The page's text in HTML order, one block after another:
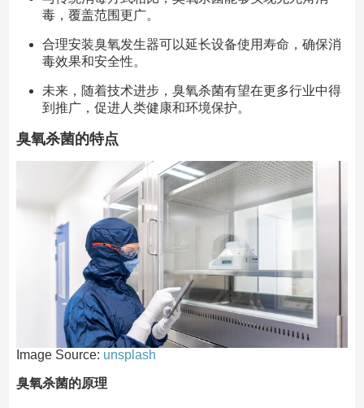
毒，覆盖范围更广。
合理安装臭氧发生器可以延长设备使用寿命，确保消
毒效果和安全性。
未来，随着技术进步，臭氧杀菌有望在更多行业中得
到推广，促进人类健康和环境保护。
臭氧杀菌的特点
Image Source: unsplash
臭氧杀菌的原理